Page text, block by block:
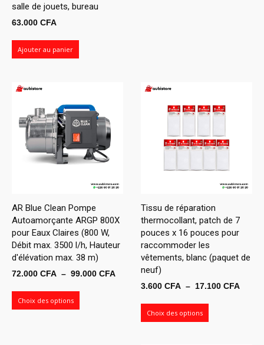
salle de jouets, bureau
63.000 CFA
Ajouter au panier
AR Blue Clean Pompe
Autoamorçante ARGP 800X
pour Eaux Claires (800 W,
Débit max. 3500 l/h, Hauteur
d'élévation max. 38 m)
72.000 CFA – 99.000 CFA
72.000 CFA
Choix des options
Tissu de réparation
thermocollant, patch de 7
pouces x 16 pouces pour
raccommoder les
vêtements, blanc (paquet de
neuf)
3.600 CFA – 17.100 CFA
Choix des options